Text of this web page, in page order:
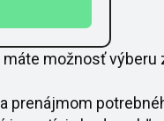
možnosť
prenájmom